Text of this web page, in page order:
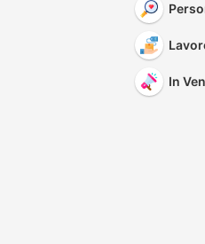
In